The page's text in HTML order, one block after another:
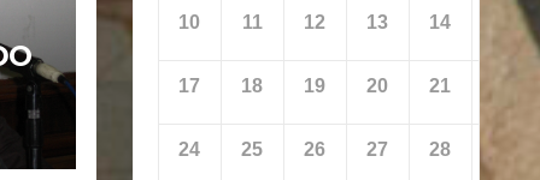
10 11 12 13 14
17 18 19 20 21
24 25 26 27 28 29